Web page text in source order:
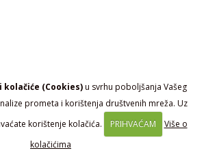
(Cookies)u svrhu poboljšanja Vašeg
prometa i korištenja društvenih mreža. Uz
korištenje kolačića.
PRIHVAĆAM
Više o
kolačićima